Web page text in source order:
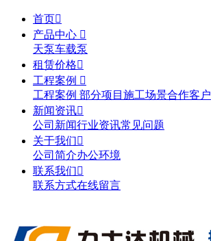
首页
产品中心 
天泵车载泵
租赁价格
工程案例 
工程案例 部分项目施工场景合作客户
新闻资讯
公司新闻行业资讯常见问题
关于我们
公司简介办公环境
联系我们
联系方式在线留言